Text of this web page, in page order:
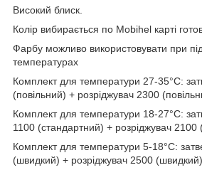
Високий блиск.
Колір вибирається по Mobihel карті
Фарбу можливо використовувати при
температурах
Комплект для температури 27-35°C:
(повільний) + розріджувач 2300
Комплект для температури 18-27°C:
1100 (стандартний) + розріджувач 2100
Комплект для температури 5-18°C:
(швидкий) + розріджувач 2500 (швидкий)